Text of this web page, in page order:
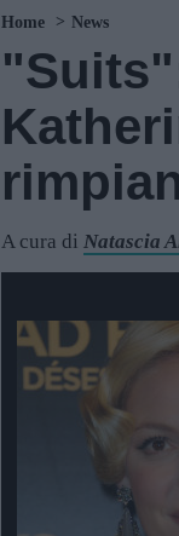
Home News
A cura di Natascia